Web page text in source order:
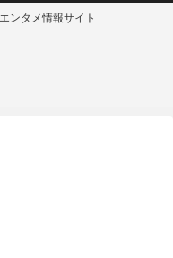
ンタメ情報サイト